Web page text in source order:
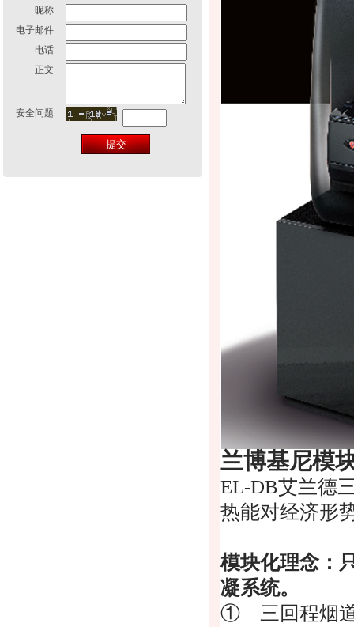
昵称
电子邮件
电话
正文
安全问题
兰博基尼模
EL-DB艾兰德
热能对经济形
模块化理念：
凝系统。
① 三回程烟道